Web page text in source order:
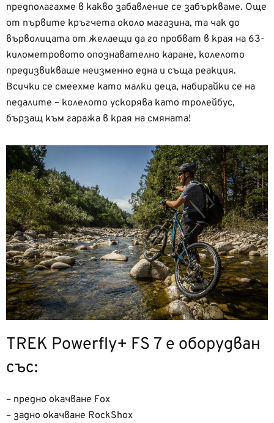
предполагахме в какво забавление се забъркваме. Още
от първите кръгчета около магазина, та чак до
върволицата от желаещи да го пробват в края на 63-
километровото опознавателно каране, колелото
предизвикваше неизменно една и съща реакция.
Всички се смеехме като малки деца, набирайки се на
педалите – колелото ускорява като тролейбус,
бързащ към гаража в края на смяната!
TREK Powerfly+ FS 7 е оборудван
със:
– предно окачване Fox
– задно окачване RockShox